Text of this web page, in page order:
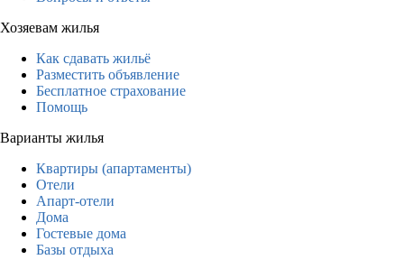
Хозяевам жилья
Как сдавать жильё
Разместить объявление
Бесплатное страхование
Помощь
Варианты жилья
Квартиры (апартаменты)
Отели
Апарт-отели
Дома
Гостевые дома
Базы отдыха